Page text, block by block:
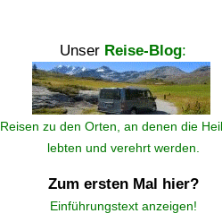
Unser Reise-Blog:
Reisen zu den Orten, an denen die
lebten und verehrt werden.
Zum ersten Mal hier?
Einführungstext anzeigen!